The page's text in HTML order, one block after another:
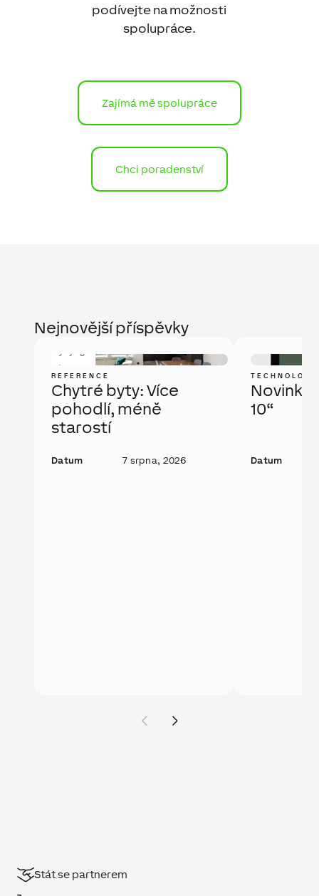
podívejte na možnosti
spolupráce.
Zajímá mě spolupráce
Chci poradenství
Nejnovější příspěvky
REFERENCE
Chytré byty: Více
pohodlí, méně
starostí
Datum 7 srpna, 2026
Novinka:
10“
Datum
Stát se partnerem